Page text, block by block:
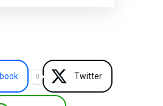
0 Twitter